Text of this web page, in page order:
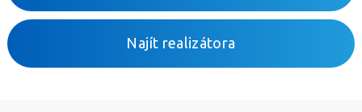
Najít realizátora